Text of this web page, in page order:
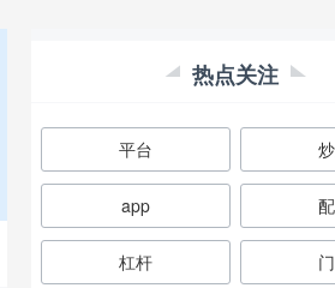
热点关注
平台
app
杠杆